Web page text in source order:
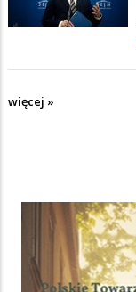
więcej »